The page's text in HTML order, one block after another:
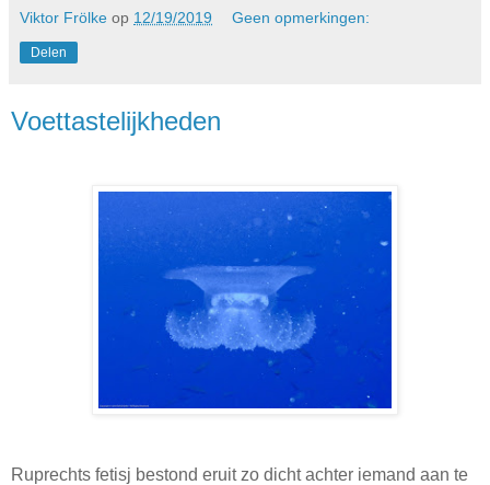
Viktor Frölke op 12/19/2019 Geen opmerkingen:
Delen
Voettastelijkheden
Ruprechts fetisj bestond eruit zo dicht achter iemand aan te